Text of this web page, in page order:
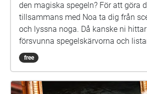
den magiska spegeln? För att göra
tillsammans med Noa ta dig från
och lyssna noga. Då kanske ni
försvunna spegelskärvorna och
göras med dem. Det kan hända att fler försvunna
barn dyker upp i skärvorna. På
här skolan för länge sen. Hon är
free